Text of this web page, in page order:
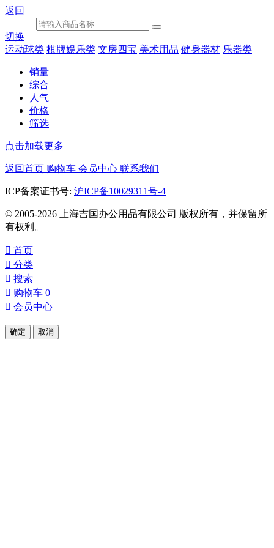
返回
切换
运动球类 棋牌娱乐类 文房四宝 美术用品 健身器材 乐器类
销量
综合
人气
价格
筛选
点击加载更多
返回首页 购物车 会员中心 联系我们
ICP备案证书号: 沪ICP备10029311号-4
© 2005-2026 上海吉国办公用品有限公司 版权所有，并保留所
有权利。
 首页
 分类
 搜索
 购物车 0
 会员中心
确定 取消